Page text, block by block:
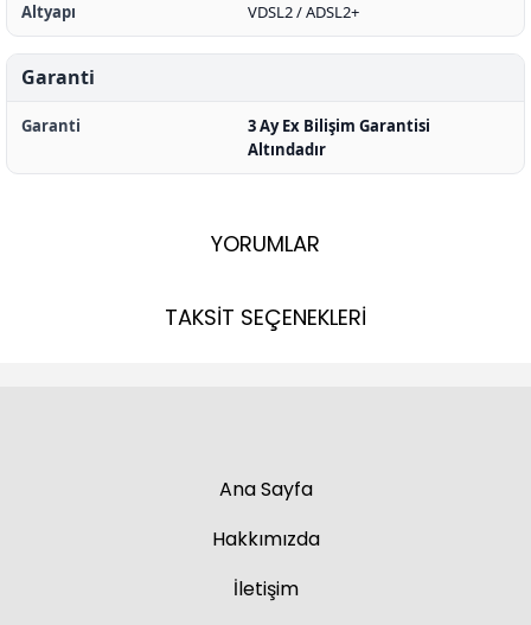
Altyapı VDSL2 / ADSL2+
Garanti
Garanti
3 Ay Ex Bilişim Garantisi
Altındadır
YORUMLAR
TAKSİT SEÇENEKLERİ
Ana Sayfa
Hakkımızda
İletişim